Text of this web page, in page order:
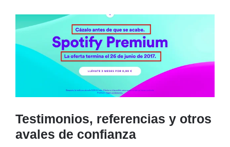
Testimonios, referencias y otros
avales de confianza